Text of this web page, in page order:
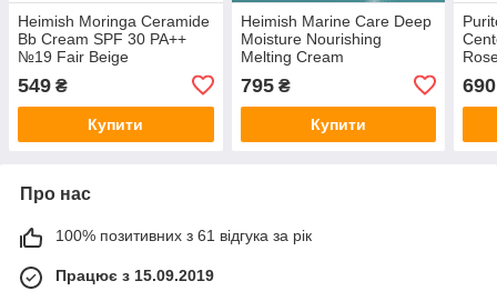
Heimish Moringa Ceramide
Bb Cream SPF 30 PA++
№19 Fair Beige
549 ₴
Купити
Heimish Marine Care Deep
Moisture Nourishing
Melting Cream
795₴
Купити
690
Про нас
100% позитивних з 61 відгука за рік
Працює з 15.09.2019